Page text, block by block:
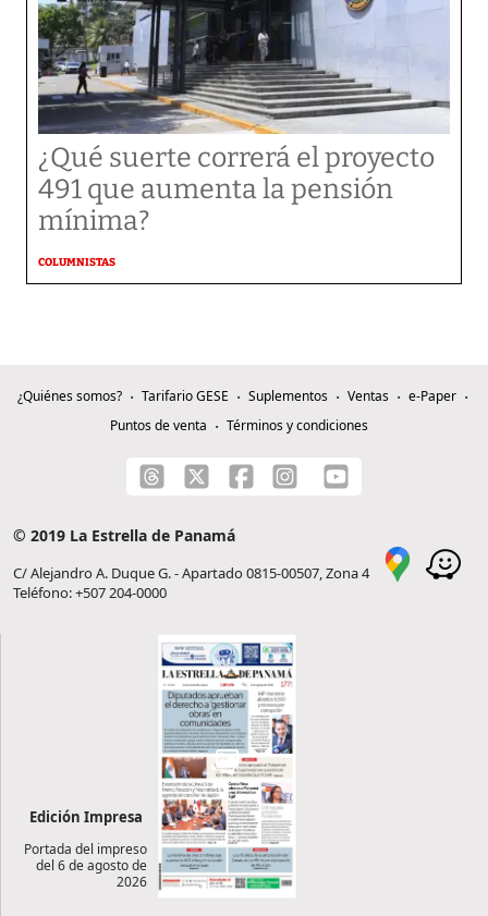
¿Qué suerte correrá el proyecto
491 que aumenta la pensión
mínima?
COLUMNISTAS
¿Quiénes somos? Tarifario GESE Suplementos Ventas
e-Paper
Puntos de venta
Términos y condiciones
© 2019 La Estrella de Panamá
C/ Alejandro A. Duque G. - Apartado 0815-00507, Zona 4
Teléfono: +507 204-0000
Edición Impresa
Portada del impreso
del 6 de agosto de
2026